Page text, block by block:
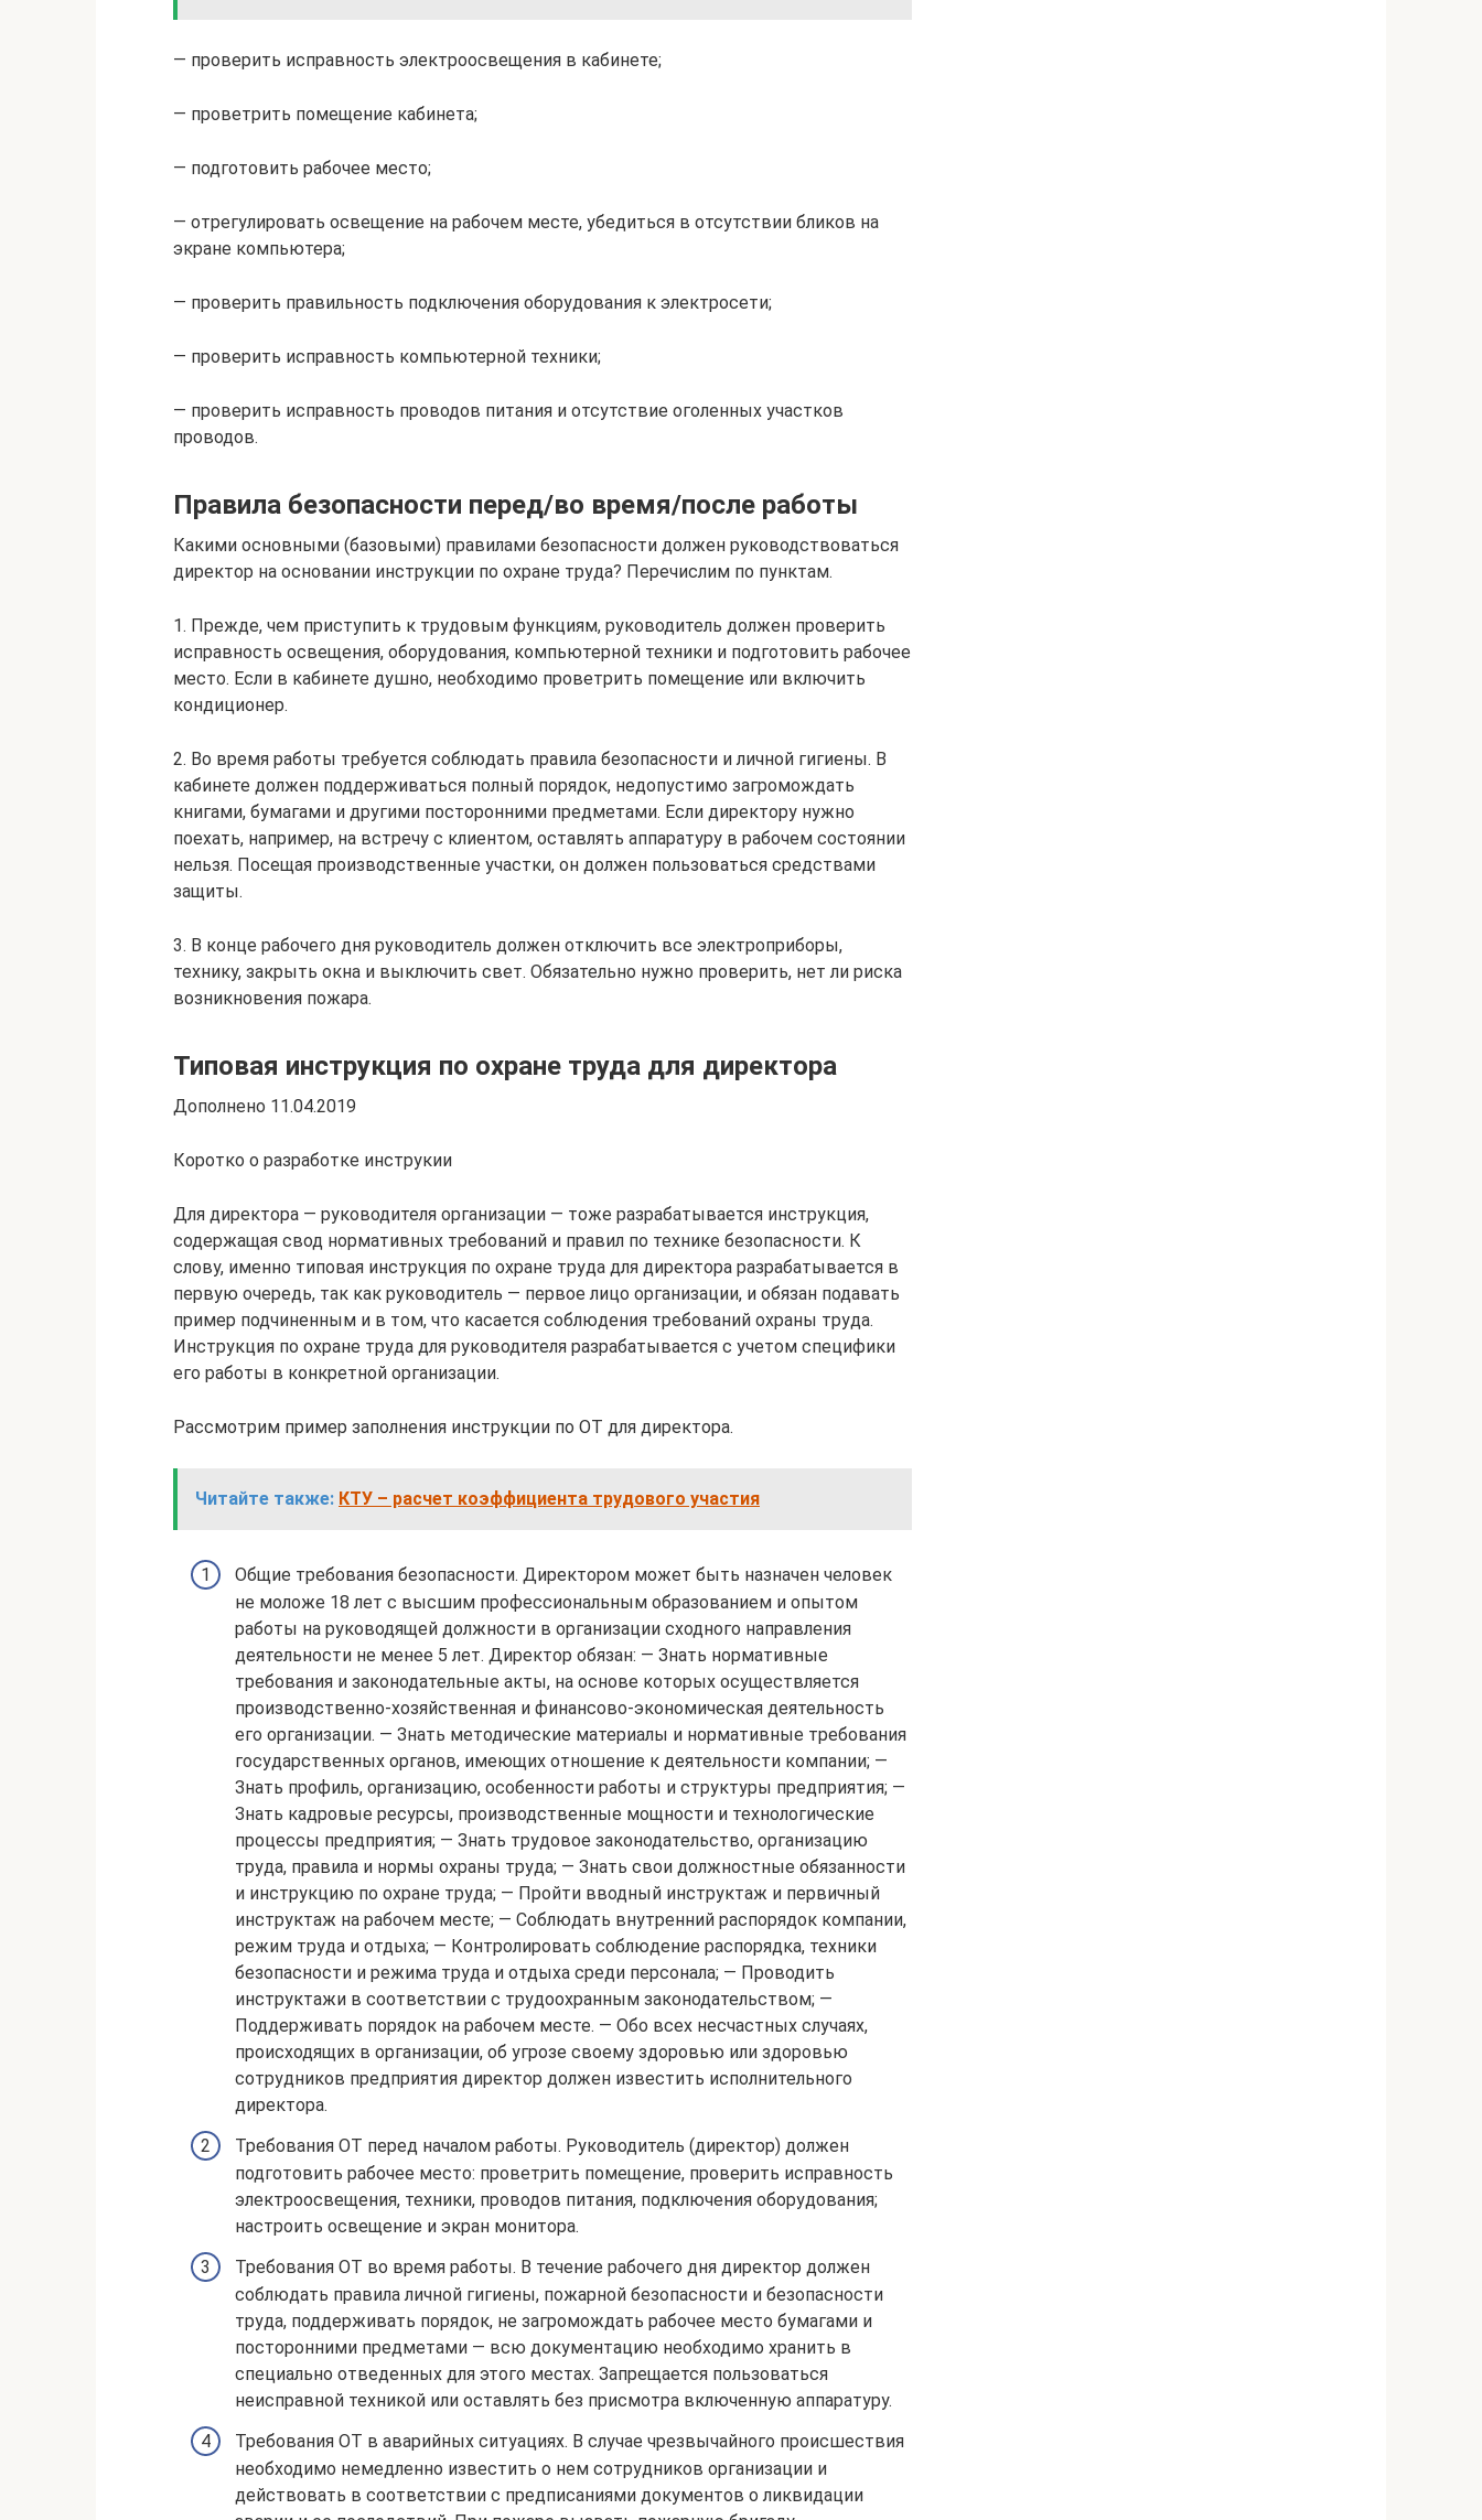
— проверить исправность электроосвещения в кабинете;
— проветрить помещение кабинета;
— подготовить рабочее место;
— отрегулировать освещение на рабочем месте, убедиться в отсутствии бликов на
экране компьютера;
— проверить правильность подключения оборудования к электросети;
— проверить исправность компьютерной техники;
— проверить исправность проводов питания и отсутствие оголенных участков
проводов.
Правила безопасности перед/во время/после работы
Какими основными (базовыми) правилами безопасности должен руководствоваться
директор на основании инструкции по охране труда? Перечислим по пунктам.
1. Прежде, чем приступить к трудовым функциям, руководитель должен проверить
исправность освещения, оборудования, компьютерной техники и подготовить рабочее
место. Если в кабинете душно, необходимо проветрить помещение или включить
кондиционер.
2. Во время работы требуется соблюдать правила безопасности и личной гигиены. В
кабинете должен поддерживаться полный порядок, недопустимо загромождать
книгами, бумагами и другими посторонними предметами. Если директору нужно
поехать, например, на встречу с клиентом, оставлять аппаратуру в рабочем состоянии
нельзя. Посещая производственные участки, он должен пользоваться средствами
защиты.
3. В конце рабочего дня руководитель должен отключить все электроприборы,
технику, закрыть окна и выключить свет. Обязательно нужно проверить, нет ли риска
возникновения пожара.
Типовая инструкция по охране труда для директора
Дополнено 11.04.2019
Коротко о разработке инструкии
Для директора — руководителя организации — тоже разрабатывается инструкция,
содержащая свод нормативных требований и правил по технике безопасности. К
слову, именно типовая инструкция по охране труда для директора разрабатывается в
первую очередь, так как руководитель — первое лицо организации, и обязан подавать
пример подчиненным и в том, что касается соблюдения требований охраны труда.
Инструкция по охране труда для руководителя разрабатывается с учетом специфики
его работы в конкретной организации.
Рассмотрим пример заполнения инструкции по ОТ для директора.
Читайте также: КТУ – расчет коэффициента трудового участия
Общие требования безопасности. Директором может быть назначен человек
не моложе 18 лет с высшим профессиональным образованием и опытом
работы на руководящей должности в организации сходного направления
деятельности не менее 5 лет. Директор обязан: — Знать нормативные
требования и законодательные акты, на основе которых осуществляется
производственно-хозяйственная и финансово-экономическая деятельность
его организации. — Знать методические материалы и нормативные требования
государственных органов, имеющих отношение к деятельности компании; —
Знать профиль, организацию, особенности работы и структуры предприятия; —
Знать кадровые ресурсы, производственные мощности и технологические
процессы предприятия; — Знать трудовое законодательство, организацию
труда, правила и нормы охраны труда; — Знать свои должностные обязанности
и инструкцию по охране труда; — Пройти вводный инструктаж и первичный
инструктаж на рабочем месте; — Соблюдать внутренний распорядок компании,
режим труда и отдыха; — Контролировать соблюдение распорядка, техники
безопасности и режима труда и отдыха среди персонала; — Проводить
инструктажи в соответствии с трудоохранным законодательством; —
Поддерживать порядок на рабочем месте. — Обо всех несчастных случаях,
происходящих в организации, об угрозе своему здоровью или здоровью
сотрудников предприятия директор должен известить исполнительного
директора. ​
Требования ОТ перед началом работы. Руководитель (директор) должен
подготовить рабочее место: проветрить помещение, проверить исправность
электроосвещения, техники, проводов питания, подключения оборудования;
настроить освещение и экран монитора.
Требования ОТ во время работы. В течение рабочего дня директор должен
соблюдать правила личной гигиены, пожарной безопасности и безопасности
труда, поддерживать порядок, не загромождать рабочее место бумагами и
посторонними предметами — всю документацию необходимо хранить в
специально отведенных для этого местах. Запрещается пользоваться
неисправной техникой или оставлять без присмотра включенную аппаратуру.
Требования ОТ в аварийных ситуациях. В случае чрезвычайного происшествия
необходимо немедленно известить о нем сотрудников организации и
действовать в соответствии с предписаниями документов о ликвидации